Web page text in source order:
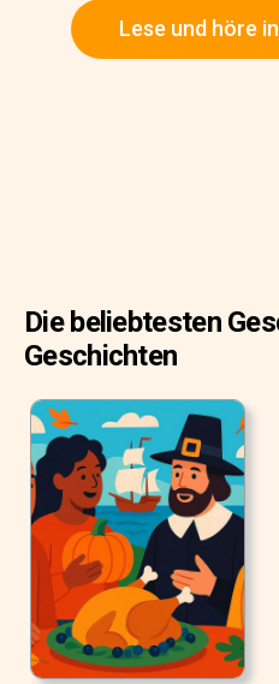
Lese und höre
Die beliebtesten
Geschichten